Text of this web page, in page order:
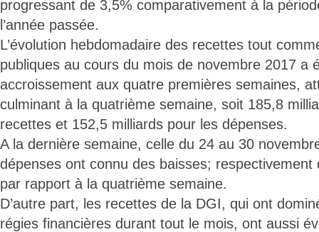
progressant de 3,5% comparativement à la
l’année passée.
L’évolution hebdomadaire des recettes tout
publiques au cours du mois de novembre 2017 a
accroissement aux quatre premières semaines,
culminant à la quatrième semaine, soit 185,8
recettes et 152,5 milliards pour les dépenses.
A la dernière semaine, celle du 24 au 30
dépenses ont connu des baisses;
par rapport à la quatrième semaine.
D’autre part, les recettes de la DGI, qui ont
régies financières durant tout le mois, ont aussi